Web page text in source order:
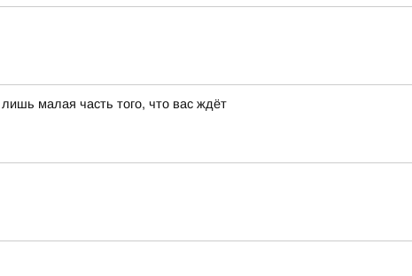
малая часть того, что вас ждёт